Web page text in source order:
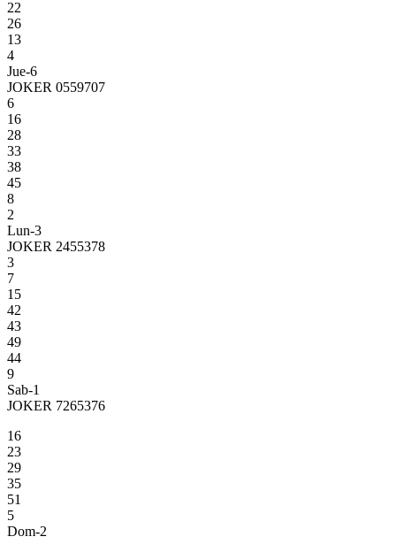
22
26
13
4
Jue-6
JOKER 0559707
6
16
28
33
38
45
8
2
Lun-3
JOKER 2455378
3
7
15
42
43
49
44
9
Sab-1
JOKER 7265376
16
23
29
35
51
5
Dom-2